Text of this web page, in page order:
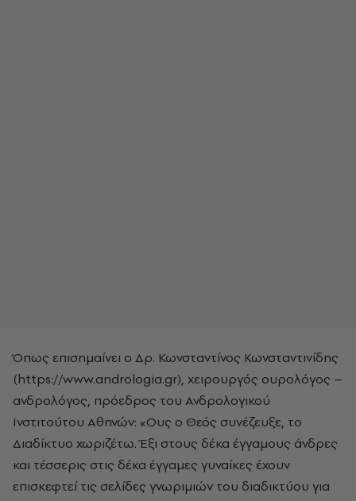
Όπως επισημαίνει ο Δρ. Κωνσταντίνος Κωνσταντινίδης
(https://www.andrologia.gr), χειρουργός ουρολόγος –
ανδρολόγος, πρόεδρος του Ανδρολογικού
Ινστιτούτου Αθηνών: «Ους ο Θεός συνέζευξε, το
Διαδίκτυο χωριζέτω. Έξι στους δέκα έγγαμους άνδρες
και τέσσερις στις δέκα έγγαμες γυναίκες έχουν
επισκεφτεί τις σελίδες γνωριμιών του διαδικτύου για